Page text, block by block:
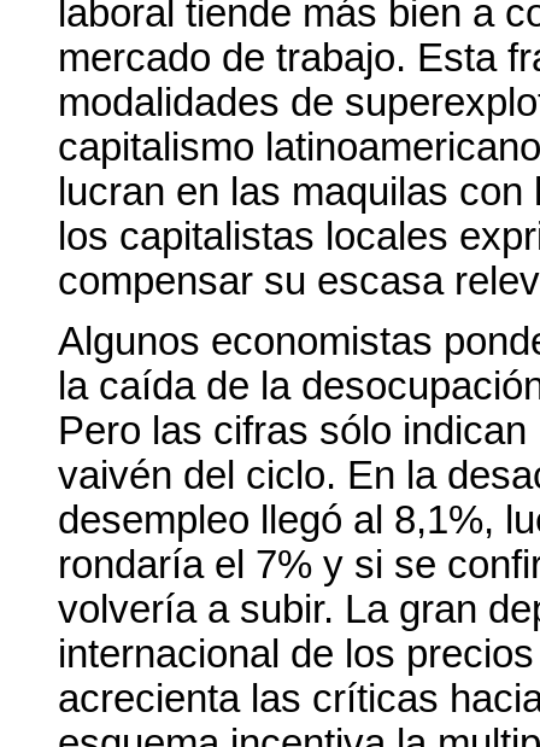
laboral tiende más bien a
mercado de trabajo. Esta
modalidades de
capitalismo
lucran en las maquilas
los capitalistas locales
compensar su escasa
Algunos economistas
la caída de la
Pero las cifras sólo
vaivén del ciclo. En la
desempleo llegó al 8,1%,
rondaría el 7% y si se
volvería a subir. La gran
internacional de los
acrecienta las críticas